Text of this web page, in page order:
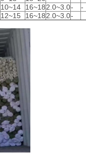
10~14 16~182.0~3.0-
-
12~15 16~182.0~3.0-